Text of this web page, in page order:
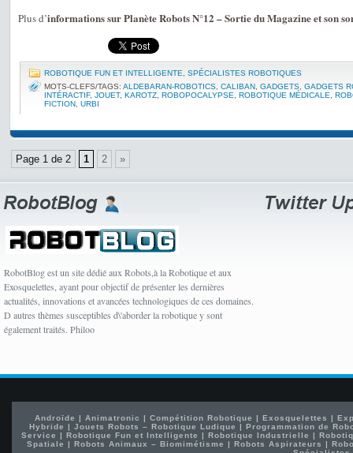
Plus d’informations sur Planète Robots N°12 – Sortie du Magazine et son
ROBOTIQUE FUN ET INTELLIGENTE
SPÉCIALISTES ROBOTIQUES
MOTS-CLEFS/TAGS: ALDEBARAN-ROBOTICS CALIBAN GADGETS GADGETS
INTÉRACTIF, JOUET, KAROTZ ROBOPOCALYPSE ROBOTIQUE MÉDICALE
FICTION URBI
Page 1 de 2 1 2 »
RobotBlog est un site dédié aux Robots,à la Robotique et aux
Exosquelettes, ayant pour objectif de présenter les dernières
actualités, innovations et avancées technologiques de ces domaines.
D autres thèmes susceptibles d\'aborder la robotique y sont
également traités. Philoo
Androïde | Animatronic | Compétition Robotique | Exosquelettes |
Hybride |Jouets Robots – Robotique Ludique |Programmation de
Service | Robotique Fun et Intelligente | Robotique Industrielle |
Spatiale | Robots Animaux – Biomimétisme | Robots Aspirateurs |